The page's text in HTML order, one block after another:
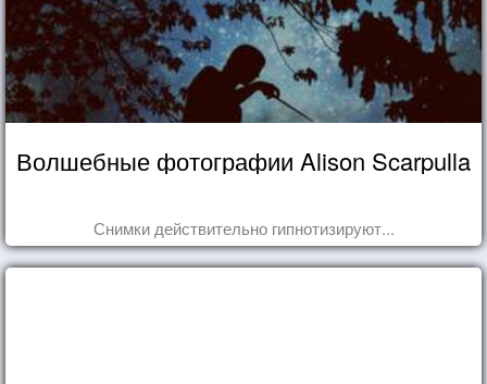
Волшебные фотографии Alison Scarpulla
Снимки действительно гипнотизируют...